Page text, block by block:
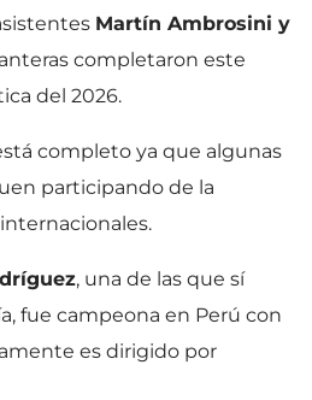
Martín Ambrosini y
completaron este
del 2026.
completo ya que algunas
participando de la
, una de las que sí
fue campeona en Perú con
es dirigido por